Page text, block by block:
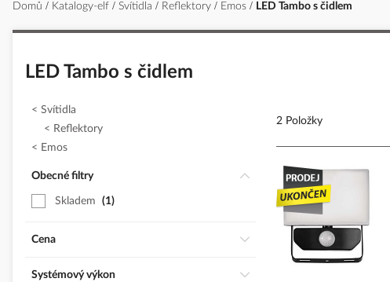
Domů Katalogy-elf Svítidla Reflektory Emos LED Tambo s čidlem
LED Tambo s čidlem
2 Položky
Svítidla
Reflektory
Emos
Obecné filtry
Skladem 1
Cena
Systémový výkon